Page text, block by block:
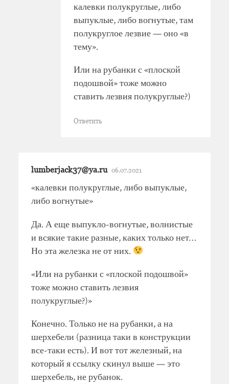
калевки полукруглые, либо
выпуклые, либо вогнутые, там
полукруглое лезвие — оно «в
тему».
Или на рубанки с «плоской
подошвой» тоже можно
ставить лезвия полукруглые?)
Ответить
lumberjack37@ya.ru 06.07.2021
«калевки полукруглые, либо выпуклые,
либо вогнутые»
Да. А еще выпукло-вогнутые, волнистые
и всякие такие разные, каких только нет…
Но эта железка не от них.
«Или на рубанки с «плоской подошвой»
тоже можно ставить лезвия
полукруглые?)»
Конечно. Только не на рубанки, а на
шерхебели (разница таки в конструкции
все-таки есть). И вот тот железный, на
который я ссылку скинул выше — это
шерхебель, не рубанок.